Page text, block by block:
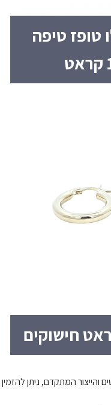
טופז טיפה
המתקדם, ניתן להזמין